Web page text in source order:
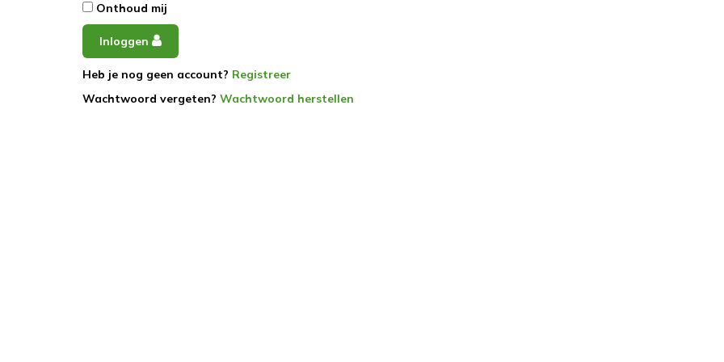
Onthoud mij
Inloggen
Heb je nog geen account? Registreer
Wachtwoord vergeten? Wachtwoord herstellen